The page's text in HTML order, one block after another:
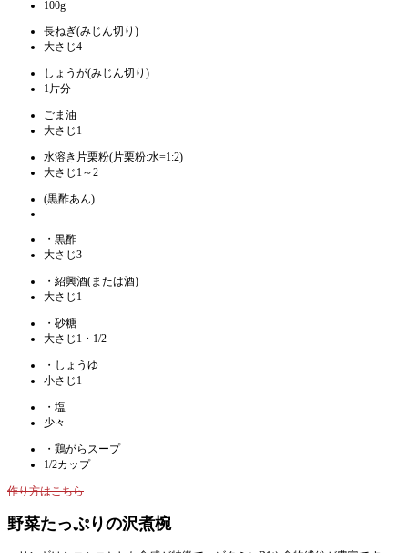
100g
長ねぎ(みじん切り)
大さじ4
しょうが(みじん切り)
1片分
ごま油
大さじ1
水溶き片栗粉(片栗粉:水=1:2)
大さじ1～2
(黒酢あん)
・黒酢
大さじ3
・紹興酒(または酒)
大さじ1
・砂糖
大さじ1・1/2
・しょうゆ
小さじ1
・塩
少々
・鶏がらスープ
1/2カップ
作り方はこちら
野菜たっぷりの沢煮椀